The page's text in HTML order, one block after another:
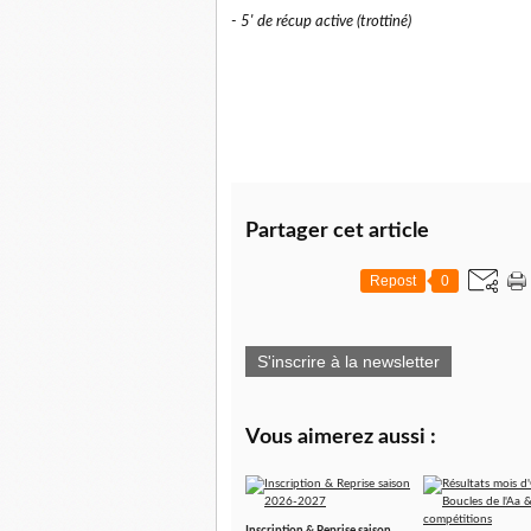
- 5' de récup active (trottiné)
Partager cet article
Repost 0
S'inscrire à la newsletter
Vous aimerez aussi :